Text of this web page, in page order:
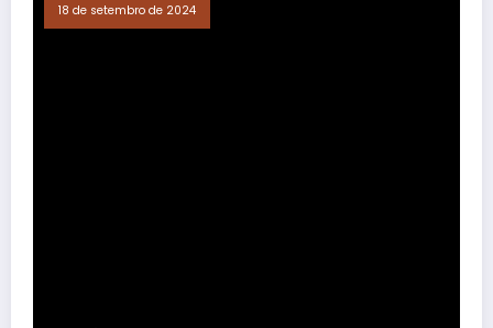
18 de setembro de 2024